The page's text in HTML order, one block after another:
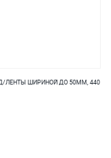
ЛЕНТЫ ШИРИНОЙ ДО 50ММ, 440